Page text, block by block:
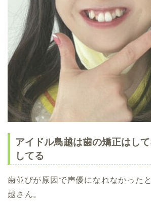
アイドル鳥越は歯の矯正はし
してる
歯並びが原因で声優になれなかった
越さん。